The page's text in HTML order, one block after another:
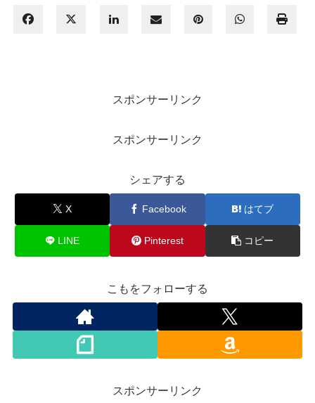
スポンサーリンク
スポンサーリンク
シェアする
X Facebook はてブ
LINE Pinterest コピー
こもをフォローする
スポンサーリンク